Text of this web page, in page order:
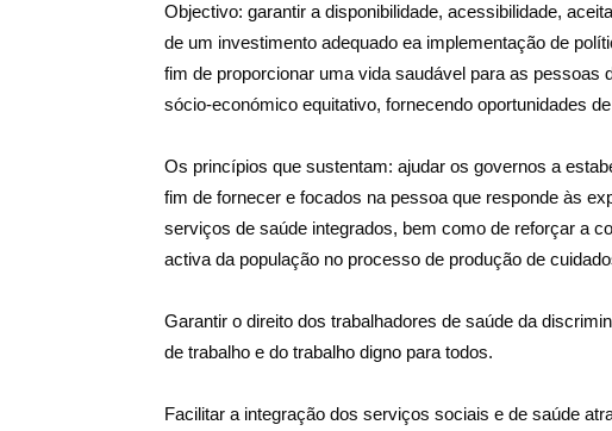
Objectivo: garantir a disponibilidade, acessibilidade,
de um investimento adequado ea implementação de
fim de proporcionar uma vida saudável para as
sócio-económico equitativo, fornecendo oportunidades
Os princípios que sustentam: ajudar os governos a
fim de fornecer e focados na pessoa que responde às
serviços de saúde integrados, bem como de reforçar a
activa da população no processo de produção de
Garantir o direito dos trabalhadores de saúde da
de trabalho e do trabalho digno para todos.
Facilitar a integração dos serviços sociais e de saúde